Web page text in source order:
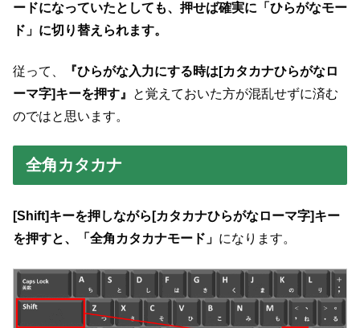
ードになっていたとしても、押せば確実に「ひらがなモー
ド」に切り替えられます。
従って、
『ひらがな入力にする時は[カタカナひらがなロ
ーマ字]キーを押す』
と覚えておいた方が混乱せずに済む
のではと思います。
全角カタカナ
[Shift]キーを押しながら[カタカナひらがなローマ字]キー
を押すと、「全角カタカナモード」 になります。